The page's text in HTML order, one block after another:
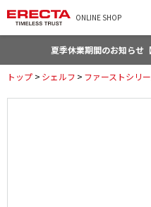
ONLINE SHOP
夏季休業期間のお知らせ
トップ > シェルフ > ファーストシリ